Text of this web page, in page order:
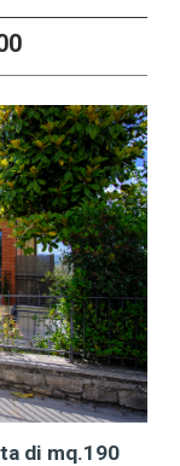
di mq.190